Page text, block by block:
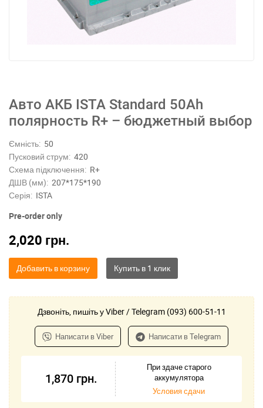
Авто АКБ ISTA Standard 50Ah
полярность R+ – бюджетный выбор
Ємність: 50
Пусковий струм: 420
Схема підключення: R+
ДШВ (мм): 207*175*190
Серія: ISTA
Pre-order only
2,020 грн.
Добавить в корзину
Дзвоніть, пишіть у Viber / Telegram (093) 600-51-11
Написати в Viber Написати в Telegram
1,870 грн.
При здаче старого
аккумулятора
Условия сдачи